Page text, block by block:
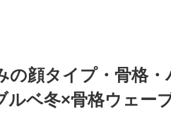
の顔タイプ・骨格
ルベ冬×骨格ウェー